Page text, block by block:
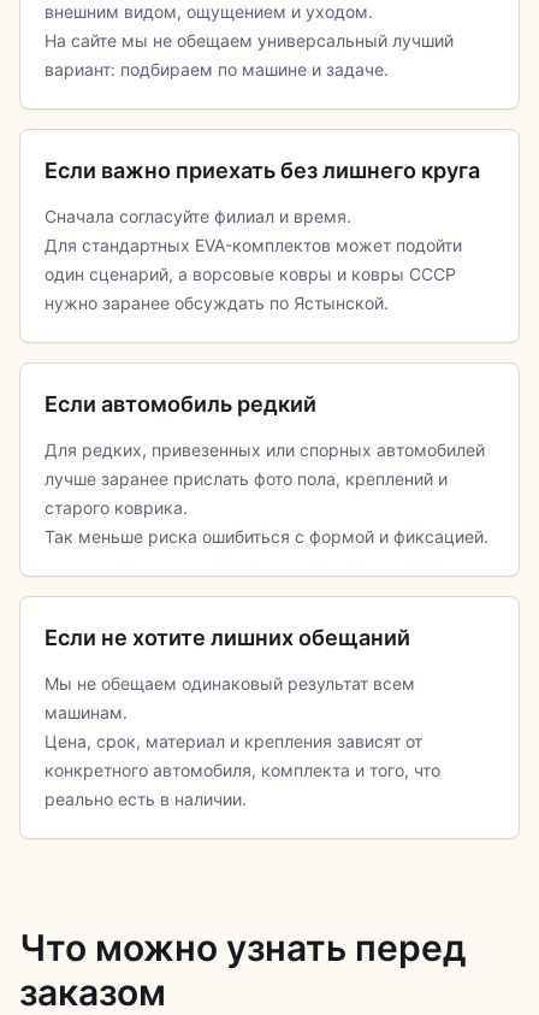
внешним видом, ощущением и уходом.
На сайте мы не обещаем универсальный лучший
вариант: подбираем по машине и задаче.
Если важно приехать без лишнего круга
Сначала согласуйте филиал и время.
Для стандартных EVA-комплектов может подойти
один сценарий, а ворсовые ковры и ковры СССР
нужно заранее обсуждать по Ястынской.
Если автомобиль редкий
Для редких, привезенных или спорных автомобилей
лучше заранее прислать фото пола, креплений и
старого коврика.
Так меньше риска ошибиться с формой и фиксацией.
Если не хотите лишних обещаний
Мы не обещаем одинаковый результат всем
машинам.
Цена, срок, материал и крепления зависят от
конкретного автомобиля, комплекта и того, что
реально есть в наличии.
Что можно узнать перед
заказом